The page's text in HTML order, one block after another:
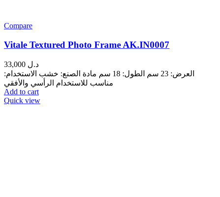
Compare
Vitale Textured Photo Frame AK.IN0007
د.ل
العرض: 23 سم الطول: 18 سم مادة الصنع: خشب الاستخدام:
مناسب للاستخدام الرأسي والأفقي
Add to cart
Quick view